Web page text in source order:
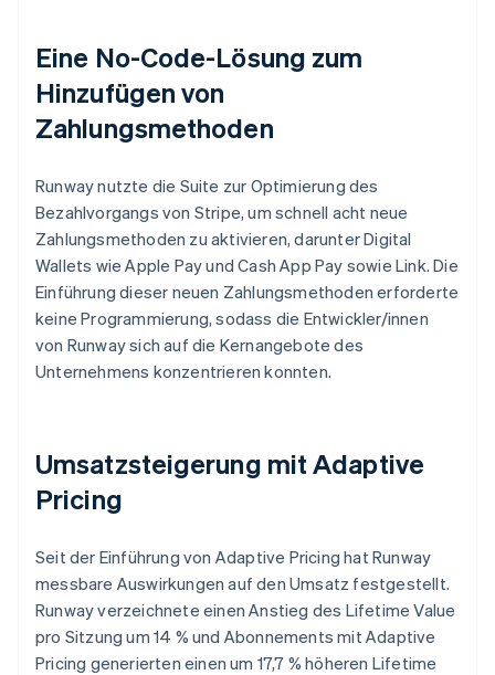
Eine No-Code-Lösung zum
Hinzufügen von
Zahlungsmethoden
Runway nutzte die Suite zur Optimierung des
Bezahlvorgangs von Stripe, um schnell acht neue
Zahlungsmethoden zu aktivieren, darunter Digital
Wallets wie Apple Pay und Cash App Pay sowie Link. Die
Einführung dieser neuen Zahlungsmethoden erforderte
keine Programmierung, sodass die Entwickler/innen
von Runway sich auf die Kernangebote des
Unternehmens konzentrieren konnten.
Umsatzsteigerung mit Adaptive
Pricing
Seit der Einführung von Adaptive Pricing hat Runway
messbare Auswirkungen auf den Umsatz festgestellt.
Runway verzeichnete einen Anstieg des Lifetime Value
pro Sitzung um 14 % und Abonnements mit Adaptive
Pricing generierten einen um 17,7 % höheren Lifetime